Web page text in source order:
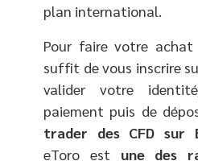
plan international.
Pour faire votre
suffit de vous inscrire
valider votre
paiement puis de
trader des CFD sur
eToro est une des